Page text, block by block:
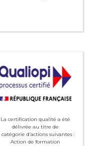
La certification qualité a été
délivrée au titre de
catégorie d’actions suivantes :
Action de formation